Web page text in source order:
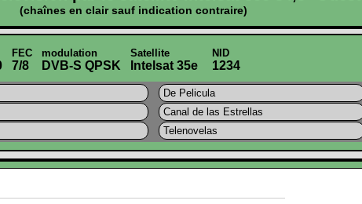
(chaînes en clair sauf indication contraire)
FEC
7/8
modulation
DVB-S QPSK
Satellite
Intelsat 35e
NID
1234
De Pelicula
Canal de las Estrellas
Telenovelas